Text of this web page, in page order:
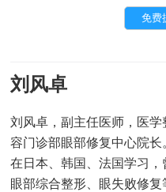
刘风卓
刘风卓，副主任医师，医
容门诊部眼部修复中心院
在日本、韩国、法国学习
眼部综合整形、眼失败修复